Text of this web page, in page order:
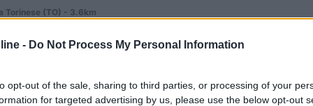
- Do Not Process My Personal Information
opt-out of the sale, sharing to third parties, or processing of your
for targeted advertising by us, please use the below opt-out
Torinese (TO) - 3.6km